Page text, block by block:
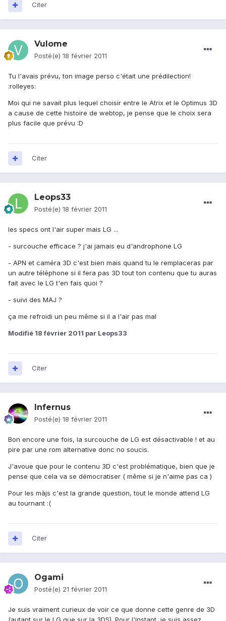
Citer
Vulome
Posté(e) 18 février 2011
Tu l'avais prévu, ton image perso c'était une prédilection!
:rolleyes:
Moi qui ne savait plus lequel choisir entre le Atrix et le Optimus 3D
a cause de cette histoire de webtop, je pense que le choix sera
plus facile que prévu :D
Citer
Leops33
Posté(e) 18 février 2011
les specs ont l'air super mais LG ...
- surcouche efficace ? j'ai jamais eu d'androphone LG
- APN et caméra 3D c'est bien mais quand tu le remplaceras par
un autre téléphone si il fera pas 3D tout ton contenu que tu auras
fait avec le LG t'en fais quoi ?
- suivi des MAJ ?
ça me refroidi un peu même si il a l'air pas mal
Modifié 18 février 2011 par Leops33
Citer
Infernus
Posté(e) 18 février 2011
Bon encore une fois, la surcouche de LG est désactivable ! et au
pire par une rom alternative donc no soucis.
J'avoue que pour le contenu 3D c'est problématique, bien que je
pense que cela va se démocratiser ( même si je n'aime pas ca )
Pour les màjs c'est la grande question, tout le monde attend LG
au tournant :(
Citer
Ogami
Posté(e) 21 février 2011
Je suis vraiment curieux de voir ce que donne cette genre de 3D